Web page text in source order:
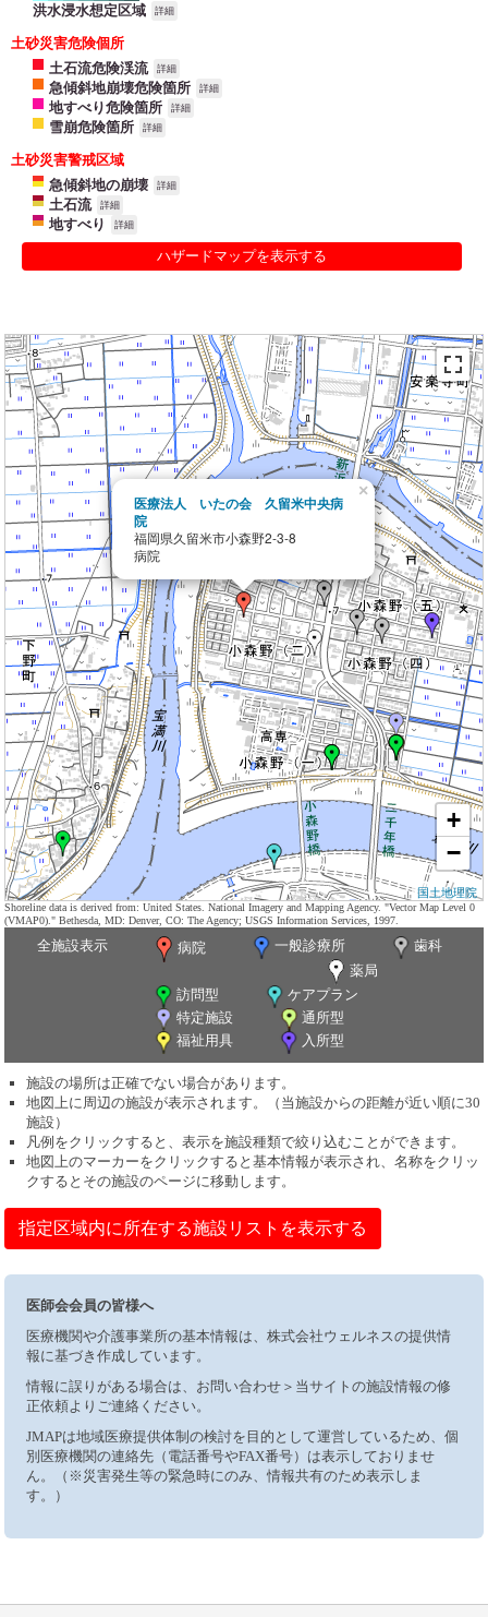
洪水浸水想定区域 詳細
土砂災害危険個所
土石流危険渓流
詳細
急傾斜地崩壊危険箇所 詳細
地すべり危険箇所 詳細
雪崩危険箇所 詳細
土砂災害警戒区域
急傾斜地の崩壊
詳細
土石流 詳細
地すべり 詳細
ハザードマップを表示する
医療法人 いたの会 久留米中央病
院
福岡県久留米市小森野2-3-8
病院
×
+
−
国土地理院
Shoreline data is derived from: United States. National Imagery and Mapping Agency. "Vector Map Level 0
(VMAP0)." Bethesda, MD: Denver, CO: The Agency; USGS Information Services, 1997.
全施設表示 病院 一般診療所
歯科
薬局
訪問型
ケアプラン
特定施設
通所型
福祉用具
入所型
施設の場所は正確でない場合があります。
地図上に周辺の施設が表示されます。（当施設からの距離が近い順に30
施設）
凡例をクリックすると、表示を施設種類で絞り込むことができます。
地図上のマーカーをクリックすると基本情報が表示され、名称をクリッ
クするとその施設のページに移動します。
指定区域内に所在する施設リストを表示する
医師会会員の皆様へ
医療機関や介護事業所の基本情報は、株式会社ウェルネスの提供情
報に基づき作成しています。
情報に誤りがある場合は、お問い合わせ＞当サイトの施設情報の修
正依頼よりご連絡ください。
JMAPは地域医療提供体制の検討を目的として運営しているため、個
別医療機関の連絡先（電話番号やFAX番号）は表示しておりませ
ん。（※災害発生等の緊急時にのみ、情報共有のため表示しま
す。）